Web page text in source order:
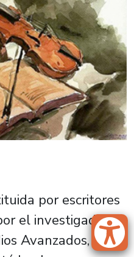
por escritores
el investigador
Avanzados,